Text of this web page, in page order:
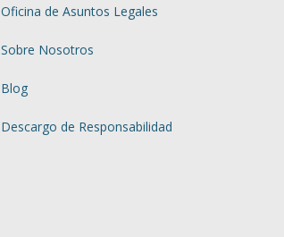
Oficina de Asuntos Legales
Sobre Nosotros
Blog
Descargo de Responsabilidad